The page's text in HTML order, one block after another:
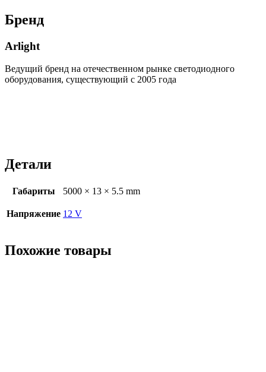
Бренд
Arlight
Ведущий бренд на отечественном рынке светодиодного
оборудования, существующий с 2005 года
Детали
Габариты 5000 × 13 × 5.5 mm
Напряжение 12 V
Похожие товары